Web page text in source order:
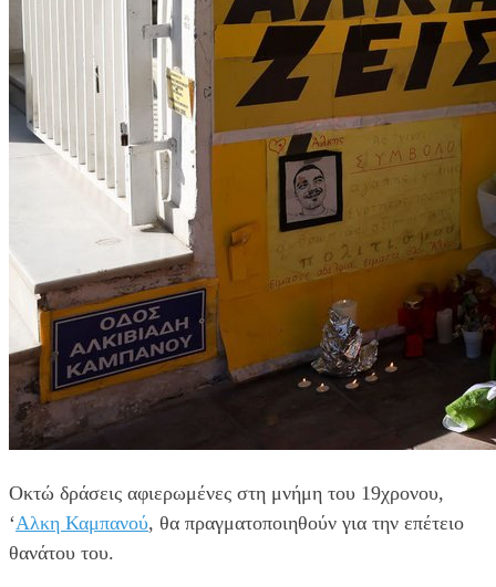
Οκτώ δράσεις αφιερωμένες στη μνήμη του 19χρονου,
‘Αλκη Καμπανού, θα πραγματοποιηθούν για την επέτειο
θανάτου του.